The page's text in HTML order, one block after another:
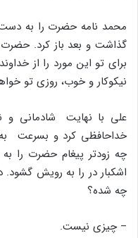
محمد نامه حضرت را به
گذاشت و بعد باز کرد.
براى تو این مورد را از
نیکوکار و خوب، روزى تو
على با نهایت شادمانى
خداحافظى کرد و بسرعت
چه زودتر پیغام حضرت را
اشکبار در را به رویش
چه شده؟
– چیزى نیست.